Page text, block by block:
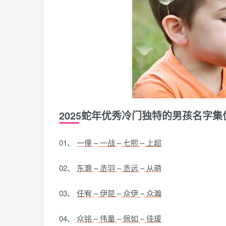
2025蛇年优秀冷门独特的男孩名字集
01、 一僮–一战–七熙–上超
02、 东灏–丞羽 –丞远–从萌
03、 任宥 –伊昆–众伊–众瀚
04、 众铭 –伟量–佩如 –佳瑗